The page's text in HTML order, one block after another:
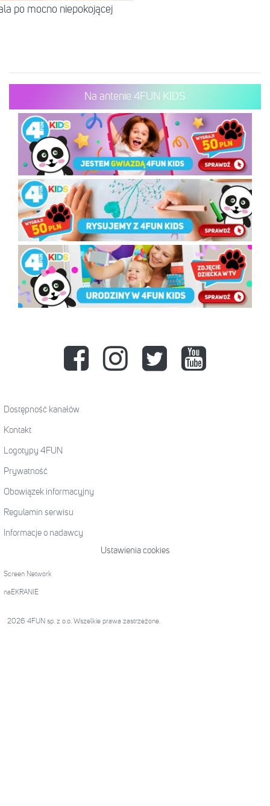
po mocno niepokojącej
Na antenie 4FUN KIDS
Dostępność kanałów
Kontakt
Logotypy 4FUN
Prywatność
Obowiązek informacyjny
Regulamin serwisu
Informacje o nadawcy
Ustawienia cookies
Screen Network
naEKRANIE
2026 4FUN sp. z o.o. Wszelkie prawa zastrzeżone.